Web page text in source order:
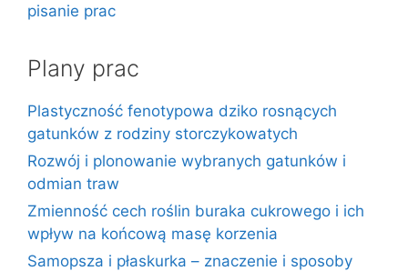
pisanie prac
Plany prac
Plastyczność fenotypowa dziko rosnących
gatunków z rodziny storczykowatych
Rozwój i plonowanie wybranych gatunków i
odmian traw
Zmienność cech roślin buraka cukrowego i ich
wpływ na końcową masę korzenia
Samopsza i płaskurka – znaczenie i sposoby